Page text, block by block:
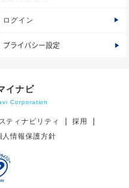
ログイン
プライバシー設定
イナビ
Corporation
ティナビリティ
採用
人情報保護方針